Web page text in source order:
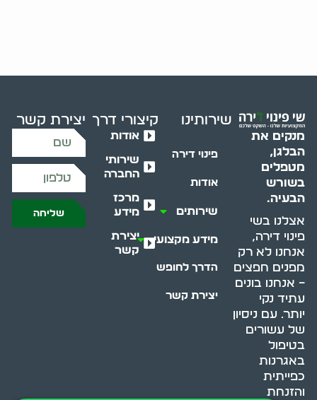
מנקים את
הבלגן,
מטפלים
בשורש
הבעיה.
אצלנו בשי
פינוי דירה,
אנחנו לא רק
מפנים חפצים
– אנחנו בונים
עתיד נקי
יותר. עם ניסיון
של עשורים
בטיפול
באגרנות
כפייתית
והזנחת
שירותינו
פינוי דירה
אודות
שירותים
מידע מקצועי
הדרך לחופש
יצירת קשר
קיצורי דרך
אודות
שירותי
החברה
מרכז
מידע
יצירת
קשר
יצירת קשר
שליחה